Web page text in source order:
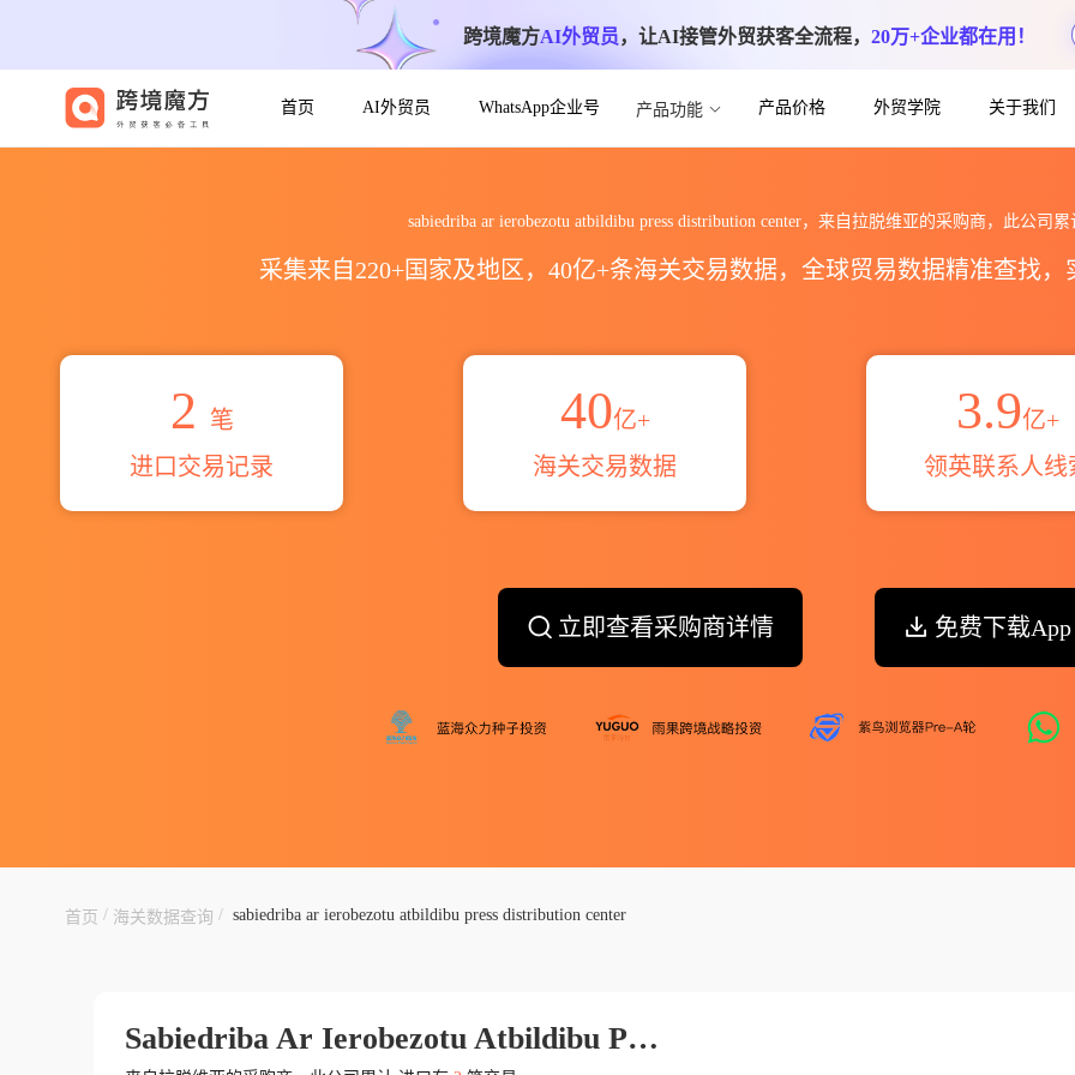
跨境魔方AI外贸员，让AI接管外贸获客全流程， 20万+企业都在用！
首页 AI外贸员 WhatsApp企业号 产品功能 产品价格 外贸学院 关于我们
sabiedriba ar ierobezotu atbildibu press distribution center，来自拉脱维亚的采购商，此公司
采集来自220+国家及地区，40亿+条海关交易数据，全球贸易数据精准查找
2
笔
进口交易记录
40亿+
海关交易数据
3.9亿+
领英联系人线
立即查看采购商详情 免费下载App
首页 / 海关数据查询 / sabiedriba ar ierobezotu atbildibu press distribution center
Sabiedriba Ar Ierobezotu Atbildibu Press Distribution Center